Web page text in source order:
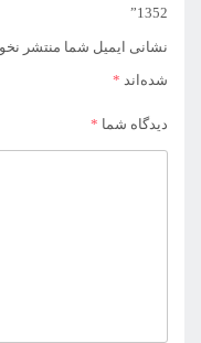
1352”
نشانی ایمیل شما منتشر
شده‌اند *
دیدگاه شما *